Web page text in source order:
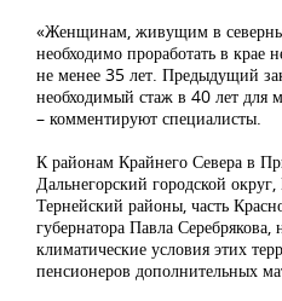
«Женщинам, живущим в
необходимо проработать в
не менее 35 лет. Предыдущий
необходимый стаж в 40 лет
– комментируют специалисты.
К районам Крайнего Севера в
Дальнегорский городской
Тернейский районы, часть
губернатора Павла
климатические условия этих
пенсионеров дополнительных